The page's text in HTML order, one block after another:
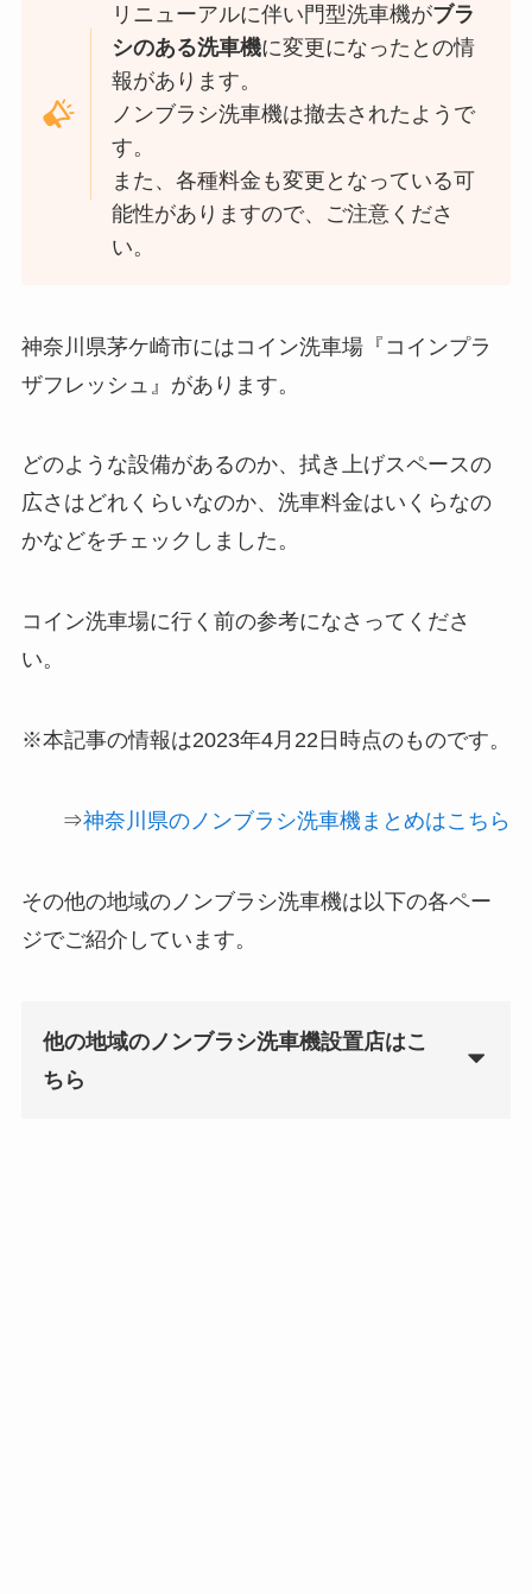
リニューアルに伴い門型洗車機がブラ
シのある洗車機に変更になったとの情
報があります。
ノンブラシ洗車機は撤去されたようで
す。
また、各種料金も変更となっている可
能性がありますので、ご注意くださ
い。
神奈川県茅ケ崎市にはコイン洗車場『コインプラ
ザフレッシュ』があります。
どのような設備があるのか、拭き上げスペースの
広さはどれくらいなのか、洗車料金はいくらなの
かなどをチェックしました。
コイン洗車場に行く前の参考になさってくださ
い。
※本記事の情報は2023年4月22日時点のものです。
⇒神奈川県のノンブラシ洗車機まとめはこちら
その他の地域のノンブラシ洗車機は以下の各ペー
ジでご紹介しています。
他の地域のノンブラシ洗車機設置店はこ
ちら